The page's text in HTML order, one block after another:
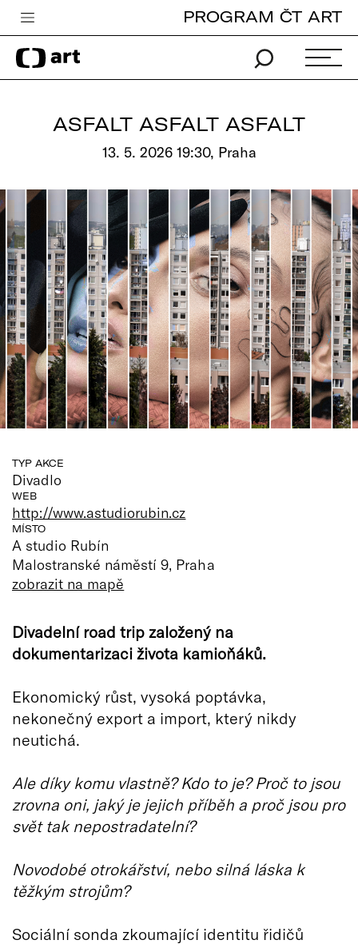
Česká televize
Zpravodajství
Pro děti
edu
Vše o ČT
PROGRAM ČT ART
ASFALT ASFALT ASFALT
13. 5. 2026 19:30, Praha
TYP AKCE
Divadlo
WEB
http://www.astudiorubin.cz
MÍSTO
A studio Rubín
Malostranské náměstí 9, Praha
zobrazit na mapě
Divadelní road trip založený na
dokumentarizaci života kamioňáků.
Ekonomický růst, vysoká poptávka,
nekonečný export a import, který nikdy
neutichá.
Ale díky komu vlastně? Kdo to je? Proč to jsou
zrovna oni, jaký je jejich příběh a proč jsou pro
svět tak nepostradatelní?
Novodobé otrokářství, nebo silná láska k
těžkým strojům?
Sociální sonda zkoumající identitu řidičů